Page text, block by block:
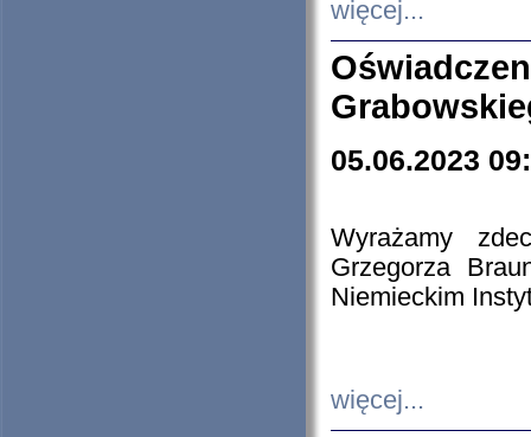
więcej...
05.06.2023
Wyrażamy
Grzegorza
Niemieckim
więcej...